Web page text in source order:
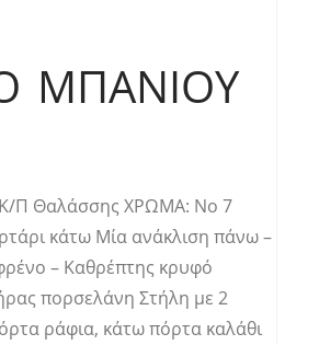
ΜΠΆΝΙΟΥ
Κ/Π Θαλάσσης ΧΡΩΜΑ: Νο 7
κάτω Μία ανάκλιση πάνω –
– Καθρέπτης κρυφό
πορσελάνη Στήλη με 2
ράφια, κάτω πόρτα καλάθι